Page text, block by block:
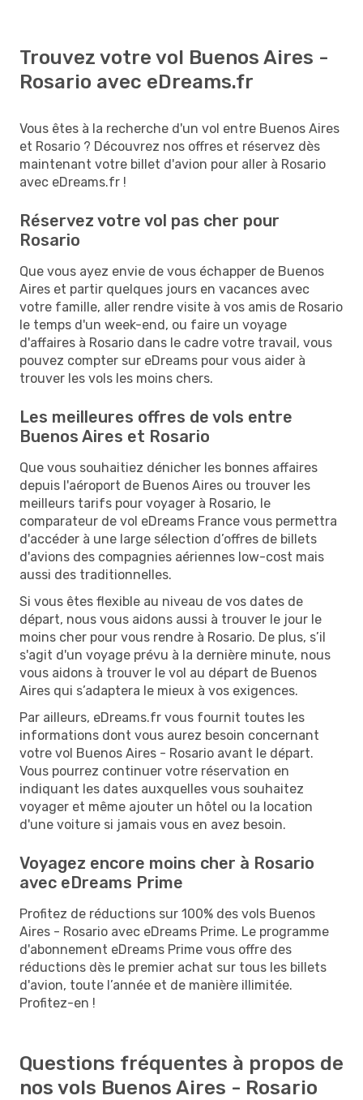
Trouvez votre vol Buenos Aires -
Rosario avec eDreams.fr
Vous êtes à la recherche d'un vol entre Buenos Aires
et Rosario ? Découvrez nos offres et réservez dès
maintenant votre billet d'avion pour aller à Rosario
avec eDreams.fr !
Réservez votre vol pas cher pour
Rosario
Que vous ayez envie de vous échapper de Buenos
Aires et partir quelques jours en vacances avec
votre famille, aller rendre visite à vos amis de Rosario
le temps d'un week-end, ou faire un voyage
d'affaires à Rosario dans le cadre votre travail, vous
pouvez compter sur eDreams pour vous aider à
trouver les vols les moins chers.
Les meilleures offres de vols entre
Buenos Aires et Rosario
Que vous souhaitiez dénicher les bonnes affaires
depuis l'aéroport de Buenos Aires ou trouver les
meilleurs tarifs pour voyager à Rosario, le
comparateur de vol eDreams France vous permettra
d'accéder à une large sélection d’offres de billets
d'avions des compagnies aériennes low-cost mais
aussi des traditionnelles.
Si vous êtes flexible au niveau de vos dates de
départ, nous vous aidons aussi à trouver le jour le
moins cher pour vous rendre à Rosario. De plus, s’il
s'agit d'un voyage prévu à la dernière minute, nous
vous aidons à trouver le vol au départ de Buenos
Aires qui s’adaptera le mieux à vos exigences.
Par ailleurs, eDreams.fr vous fournit toutes les
informations dont vous aurez besoin concernant
votre vol Buenos Aires - Rosario avant le départ.
Vous pourrez continuer votre réservation en
indiquant les dates auxquelles vous souhaitez
voyager et même ajouter un hôtel ou la location
d'une voiture si jamais vous en avez besoin.
Voyagez encore moins cher à Rosario
avec eDreams Prime
Profitez de réductions sur 100% des vols Buenos
Aires - Rosario avec eDreams Prime. Le programme
d'abonnement eDreams Prime vous offre des
réductions dès le premier achat sur tous les billets
d'avion, toute l’année et de manière illimitée.
Profitez-en !
Questions fréquentes à propos de
nos vols Buenos Aires - Rosario